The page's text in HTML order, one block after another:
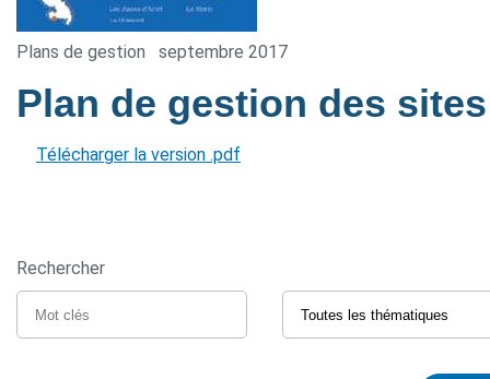
Plans de gestion septembre 2017
Plan de gestion des
Télécharger la version .pdf
Rechercher